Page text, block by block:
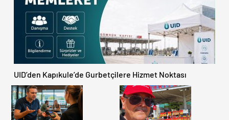
UID’den Kapıkule’de Gurbetçilere Hizmet Noktası